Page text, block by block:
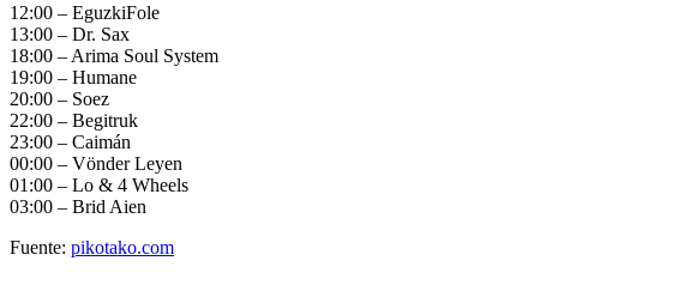
12:00 – EguzkiFole
13:00 – Dr. Sax
18:00 – Arima Soul System
19:00 – Humane
20:00 – Soez
22:00 – Begitruk
23:00 – Caimán
00:00 – Vönder Leyen
01:00 – Lo & 4 Wheels
03:00 – Brid Aien
Fuente: pikotako.com